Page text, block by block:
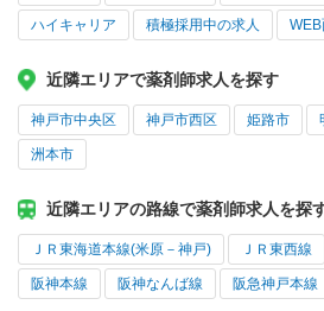
ハイキャリア 積極採用中の求人
近隣エリアで薬剤師求人を探す
神戸市中央区 神戸市西区 姫路市
洲本市
近隣エリアの路線で薬剤師求人を探
ＪＲ東海道本線(米原－神戸) ＪＲ東西線
阪神本線 阪神なんば線 阪急神戸本線